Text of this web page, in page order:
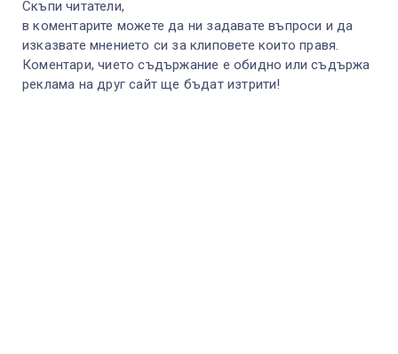
Скъпи читатели,
в коментарите можете да ни задавате въпроси и да
изказвате мнението си за клиповете които правя.
Коментари, чието съдържание е обидно или съдържа
реклама на друг сайт ще бъдат изтрити!